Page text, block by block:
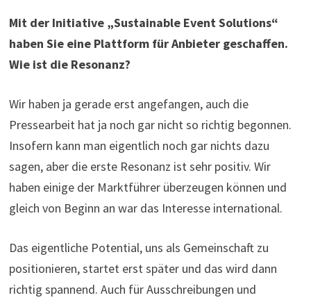
Mit der Initiative „Sustainable Event Solutions“
haben Sie eine Plattform fürAnbieter geschaffen.
Wie ist die Resonanz?
Wir haben ja gerade erst angefangen, auch die
Pressearbeit hat ja noch gar nicht so richtig begonnen.
Insofern kann man eigentlich noch gar nichts dazu
sagen, aber die erste Resonanz ist sehr positiv. Wir
haben einige der Marktführer überzeugen können und
gleich von Beginn an war das Interesse international.
Das eigentliche Potential, uns als Gemeinschaft zu
positionieren, startet erst später und das wird dann
richtig spannend. Auch für Ausschreibungen und